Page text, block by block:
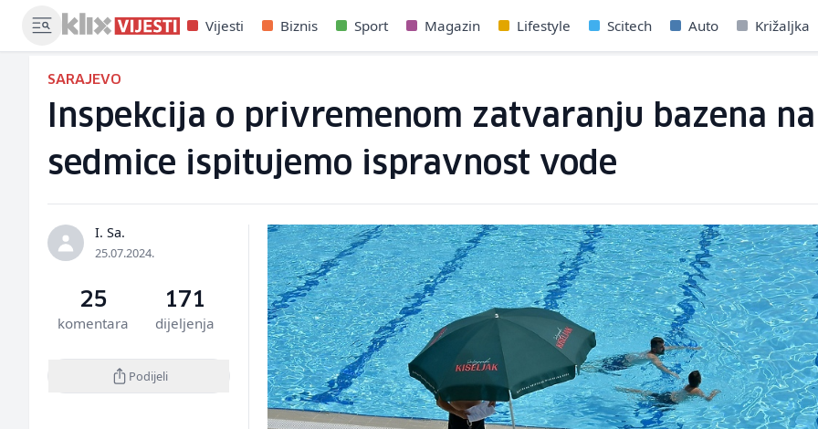
Vijesti Biznis Sport Magazin Lifestyle Scitech Auto Križaljka
SARAJEVO
Inspekcija o privremenom zatvaranju bazena
sedmice ispitujemo ispravnost vode
I. Sa.
25.07.2024.
25
komentara
171
dijeljenja
Podijeli